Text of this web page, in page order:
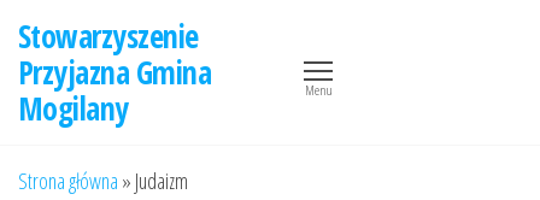
treści
Stowarzyszenie
Przyjazna Gmina
Mogilany
Menu
Strona główna » Judaizm